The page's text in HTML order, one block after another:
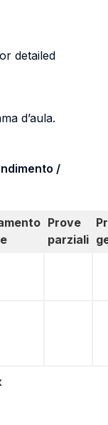
detailed
d’aula.
/
Prove
parziali